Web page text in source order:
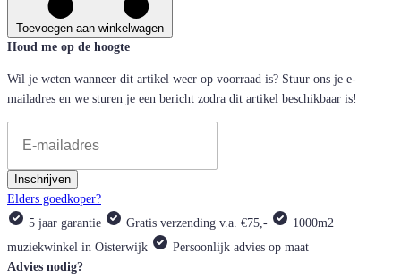
Toevoegen aan winkelwagen
Houd me op de hoogte
Wil je weten wanneer dit artikel weer op voorraad is? Stuur ons je e-
mailadres en we sturen je een bericht zodra dit artikel beschikbaar is!
Inschrijven
Elders goedkoper?
5 jaar garantie
Gratis verzending v.a. €75,-
1000m2
muziekwinkel in Oisterwijk
Persoonlijk advies op maat
Advies nodig?